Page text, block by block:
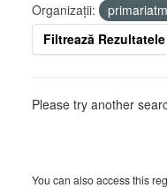
Organizații:
primariatm
Filtrează Rezultatele
Please try another
You can also access this